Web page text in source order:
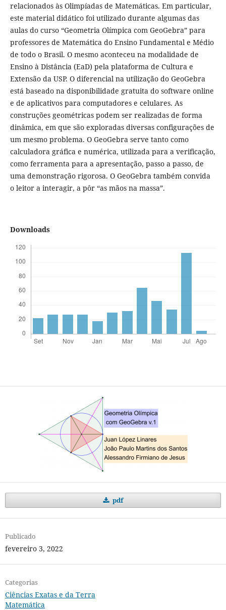
relacionados às Olimpíadas de Matemáticas. Em particular,
este material didático foi utilizado durante algumas das
aulas do curso “Geometria Olímpica com GeoGebra” para
professores de Matemática do Ensino Fundamental e Médio
de todo o Brasil. O mesmo aconteceu na modalidade de
Ensino à Distância (EaD) pela plataforma de Cultura e
Extensão da USP. O diferencial na utilização do GeoGebra
está baseado na disponibilidade gratuita do software online
e de aplicativos para computadores e celulares. As
construções geométricas podem ser realizadas de forma
dinâmica, em que são exploradas diversas configurações de
um mesmo problema. O GeoGebra serve tanto como
calculadora gráfica e numérica, utilizada para a verificação,
como ferramenta para a apresentação, passo a passo, de
uma demonstração rigorosa. O GeoGebra também convida
o leitor a interagir, a pôr “as mãos na massa”.
Downloads
pdf
Publicado
fevereiro 3, 2022
Categorias
Ciências Exatas e da Terra
Matemática